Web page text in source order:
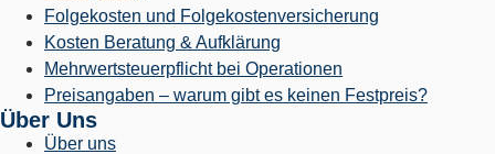
Folgekosten und Folgekostenversicherung
Kosten Beratung & Aufklärung
Mehrwertsteuerpflicht bei Operationen
Preisangaben – warum gibt es keinen Festpreis?
Über Uns
Über uns